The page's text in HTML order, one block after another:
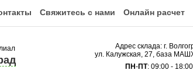
Свяжитесь с нами Онлайн расчет
Адрес склада: г.
ул. Калужская, 27, база
ПН-ПТ: 09:00 - 18:00